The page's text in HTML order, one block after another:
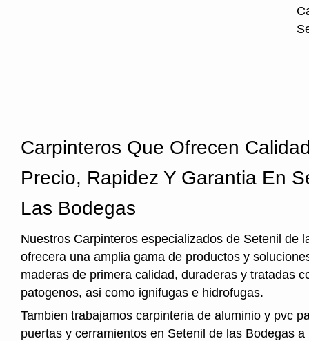
Carpinteros Que Ofrecen
Precio, Rapidez Y Garantia En
Las Bodegas
Nuestros Carpinteros especializados de Setenil de
ofrecera una amplia gama de productos y
maderas de primera calidad, duraderas y tratadas
patogenos, asi como ignifugas e hidrofugas.
Tambien trabajamos carpinteria de aluminio y pvc
puertas y cerramientos en Setenil de las Bodegas a